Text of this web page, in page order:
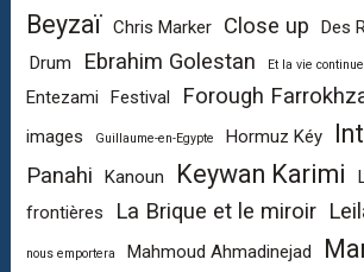
Beyzaï Chris Marker Close up
Des
Drum
Ebrahim Golestan Et la vie continue
Entezami
Festival Forough
images
Guillaume-en-Egypte Hormuz Kéy
Panahi
Kanoun Keywan Karimi
frontières
La Brique et le miroir
nous emportera Mahmoud Ahmadinejad